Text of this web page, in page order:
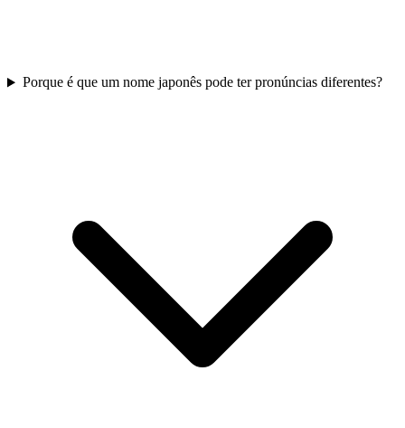
Porque é que um nome japonês pode ter pronúncias diferentes?